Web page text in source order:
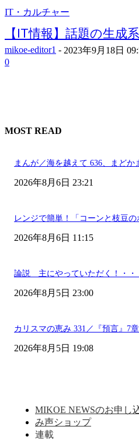
IT・カルチャー
【IT情報】話題の生成
mikoe-editor1 - 2023年9月18日
0
MOST READ
まんが／海を越えて 636、まどか
2026年8月6日 23:21
レンジで簡単！「コーンと枝豆
2026年8月6日 11:15
論説 主にやっていただく！・・
2026年8月5日 23:00
カリスマの恵み 331／『預言』7
2026年8月5日 19:08
MIKOE NEWSのお申し
み声ショップ
連載